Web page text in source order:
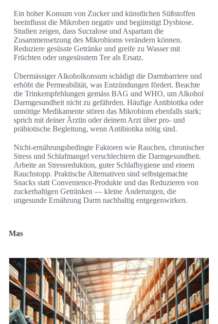
Ein hoher Konsum von Zucker und künstlichen Süßstoffen
beeinflusst die Mikroben negativ und begünstigt Dysbiose.
Studien zeigen, dass Sucralose und Aspartam die
Zusammensetzung des Mikrobioms verändern können.
Reduziere gesüsste Getränke und greife zu Wasser mit
Früchten oder ungesüsstem Tee als Ersatz.
Übermässiger Alkoholkonsum schädigt die Darmbarriere und
erhöht die Permeabilität, was Entzündungen fördert. Beachte
die Trinkempfehlungen gemäss BAG und WHO, um Alkohol
Darmgesundheit nicht zu gefährden. Häufige Antibiotika oder
unnötige Medikamente stören das Mikrobiom ebenfalls stark;
sprich mit deiner Ärztin oder deinem Arzt über pro- und
präbiotische Begleitung, wenn Antibiotika nötig sind.
Nicht-ernährungsbedingte Faktoren wie Rauchen, chronischer
Stress und Schlafmangel verschlechtern die Darmgesundheit.
Arbeite an Stressreduktion, guter Schlafhygiene und einem
Rauchstopp. Praktische Alternativen sind selbstgemachte
Snacks statt Convenience-Produkte und das Reduzieren von
zuckerhaltigen Getränken — kleine Änderungen, die
ungesunde Ernährung Darm nachhaltig entgegenwirken.
Mas